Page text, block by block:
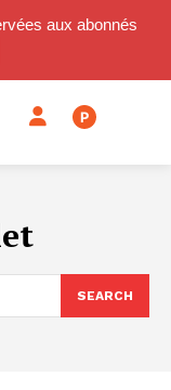
aux abonnés
P
SEARCH